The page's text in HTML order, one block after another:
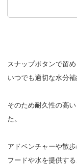
スナップボタンで留
いつでも適切な水分
そのため耐久性の高
た。
アドベンチャーや散
フードや水を提供する